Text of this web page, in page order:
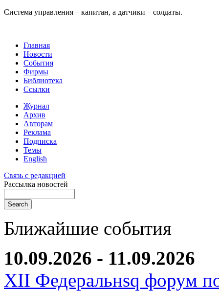
Система управления – капитан, а датчики – солдаты.
Главная
Новости
События
Фирмы
Библиотека
Ссылки
Журнал
Архив
Авторам
Реклама
Подписка
Темы
English
Связь с редакцией
Рассылка новостей
Ближайшие события
10.09.2026 - 11.09.2026
XII Федеральнsq форум